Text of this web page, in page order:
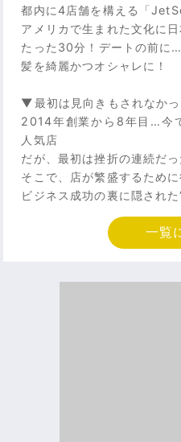
都内に4店舗を構える「
アメリカで生まれた文化に
たった30分！デートの前に
髪を綺麗かつオシャレに！
▼最初は見向きもされなか
2014年創業から8年目…今
人気店
だが、最初は挫折の連続だ
そこで、店が繁盛するため
ビジネス成功の裏に隠され
一覧